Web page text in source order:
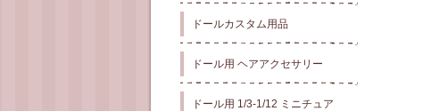
ドールカスタム用品
ドール用 ヘアアクセサリー
ドール用 1/3-1/12 ミニチュア